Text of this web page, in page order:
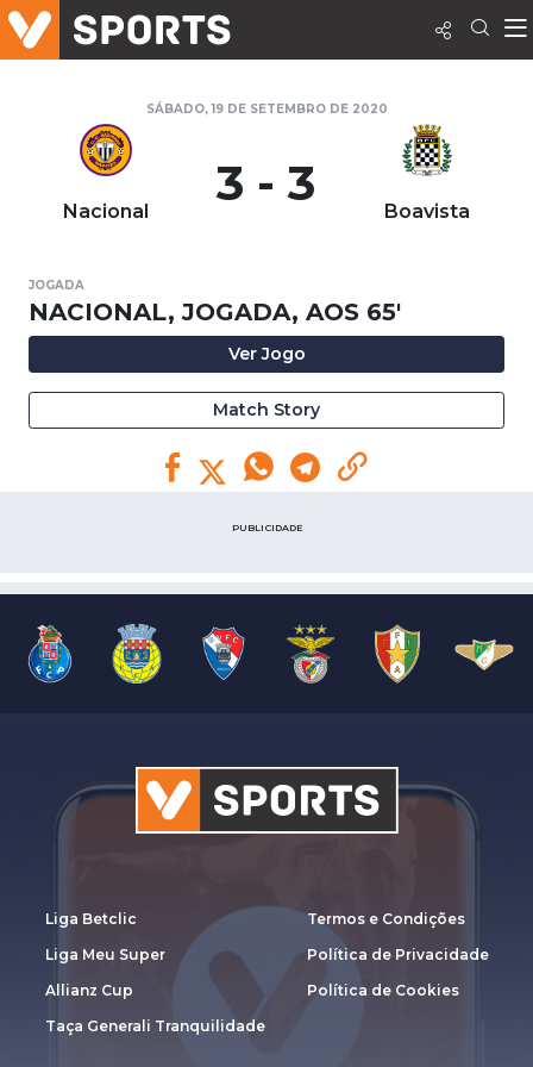
SÁBADO, 19 DE SETEMBRO DE 2020
Nacional 3 - 3 Boavista
JOGADA
NACIONAL, JOGADA, AOS 65'
Ver Jogo
Match Story
PUBLICIDADE
Liga Betclic
Liga Meu Super
Allianz Cup
Taça Generali Tranquilidade
Termos e Condições
Política de Privacidade
Política de Cookies